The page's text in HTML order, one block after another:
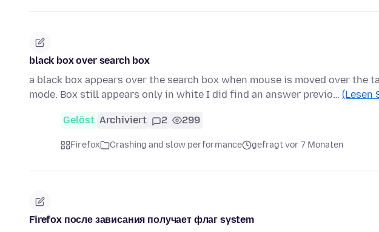
black box over search box
a black box appears over the search box when mouse is moved over the
mode. Box still appears only in white I did find an answer previo… (Lesen
Gelöst Archiviert 2 299
Firefox Crashing and slow performance gefragt vor 7 Monaten
Firefox после зависания получает флаг system